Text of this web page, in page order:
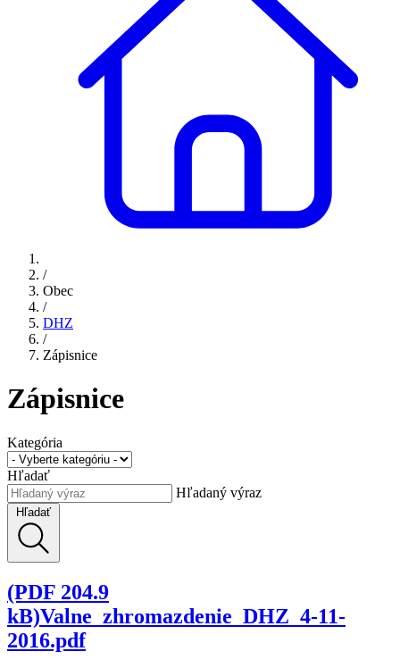
/
Obec
/
DHZ
/
Zápisnice
Zápisnice
Kategória
Hľadať
Hľadaný výraz
Hľadať
(PDF 204.9
kB)Valne_zhromazdenie_DHZ_4-11-
2016.pdf